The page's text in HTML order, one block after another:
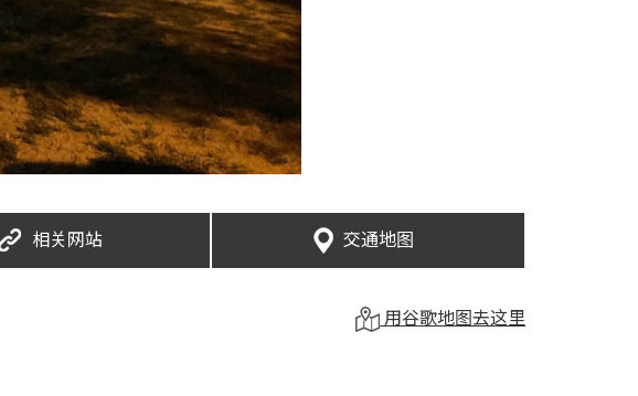
相关网站 交通地图
用谷歌地图去这里